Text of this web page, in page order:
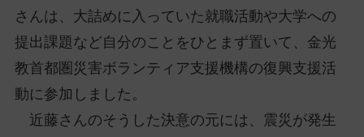
さんは、大詰めに入っていた就職活動や大学への
提出課題など自分のことをひとまず置いて、金光
教首都圏災害ボランティア支援機構の復興支援活
動に参加しました。
近藤さんのそうした決意の元には、震災が発生